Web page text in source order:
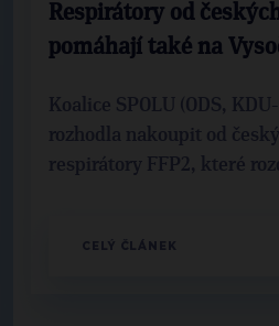
Respirátory od
pomáhají také na
Koalice SPOLU (ODS,
rozhodla nakoupit od
respirátory FFP2, které
CELÝ ČLÁNEK